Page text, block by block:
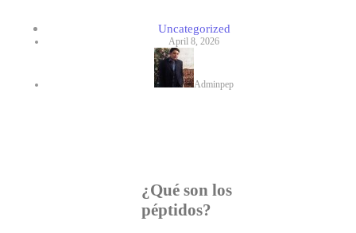
Uncategorized
April 8, 2026
Adminpep
¿Qué son los
péptidos?